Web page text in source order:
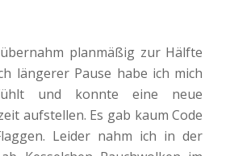
planmäßig zur Hälfte
längerer Pause habe ich mich
und konnte eine neue
aufstellen. Es gab kaum Code
Leider nahm ich in der